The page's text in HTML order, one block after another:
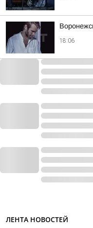
18:06
ЛЕНТА НОВОСТЕЙ